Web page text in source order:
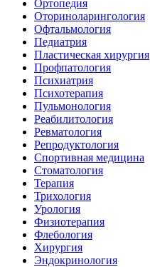
Ортопедия
Оториноларингология
Офтальмология
Педиатрия
Пластическая хирургия
Профпатология
Психиатрия
Психотерапия
Пульмонология
Реабилитология
Ревматология
Репродуктология
Спортивная медицина
Стоматология
Терапия
Трихология
Урология
Физиотерапия
Флебология
Хирургия
Эндокринология